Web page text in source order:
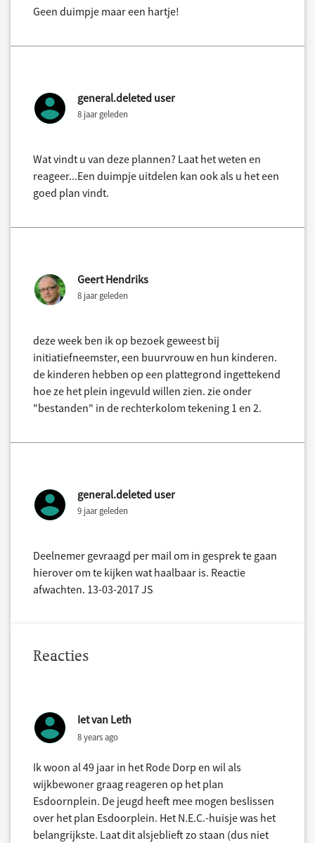
Geen duimpje maar een hartje!
general.deleted user
8 jaar geleden
Wat vindt u van deze plannen? Laat het weten en
reageer...Een duimpje uitdelen kan ook als u het een
goed plan vindt.
Geert Hendriks
8 jaar geleden
deze week ben ik op bezoek geweest bij
initiatiefneemster, een buurvrouw en hun kinderen.
de kinderen hebben op een plattegrond ingettekend
hoe ze het plein ingevuld willen zien. zie onder
"bestanden" in de rechterkolom tekening 1 en 2.
general.deleted user
9 jaar geleden
Deelnemer gevraagd per mail om in gesprek te gaan
hierover om te kijken wat haalbaar is. Reactie
afwachten. 13-03-2017 JS
Reacties
Iet van Leth
8 years ago
Ik woon al 49 jaar in het Rode Dorp en wil als
wijkbewoner graag reageren op het plan
Esdoornplein. De jeugd heeft mee mogen beslissen
over het plan Esdoorplein. Het N.E.C.-huisje was het
belangrijkste. Laat dit alsjeblieft zo staan (dus niet